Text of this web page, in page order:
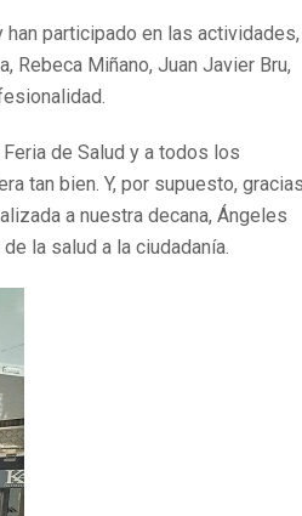
participado en las actividades,
Miñano, Juan Javier Bru,
de Salud y a todos los
tan bien. Y, por supuesto,
a nuestra decana, Ángeles
la salud a la ciudadanía.